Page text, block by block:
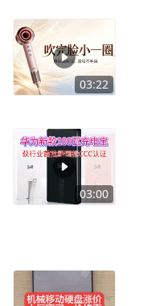
03:22
03:00